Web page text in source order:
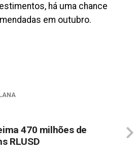
há uma chance
em outubro.
470 milhões de
RLUSD